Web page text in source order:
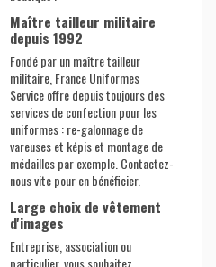
Maître tailleur militaire
depuis 1992
Fondé par un maître tailleur
militaire, France Uniformes
Service offre depuis toujours des
services de confection pour les
uniformes : re-galonnage de
vareuses et képis et montage de
médailles par exemple. Contactez-
nous vite pour en bénéficier.
Large choix de vêtement
d'images
Entreprise, association ou